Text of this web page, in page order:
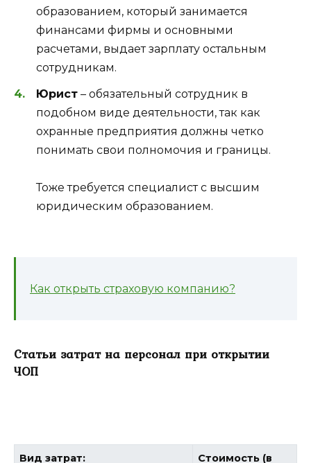
образованием, который занимается
финансами фирмы и основными
расчетами, выдает зарплату остальным
сотрудникам.
Юрист – обязательный сотрудник в
подобном виде деятельности, так как
охранные предприятия должны четко
понимать свои полномочия и границы.
Тоже требуется специалист с высшим
юридическим образованием.
Как открыть страховую компанию?
Статьи затрат на персонал при открытии
ЧОП
Вид затрат: Стоимость (в